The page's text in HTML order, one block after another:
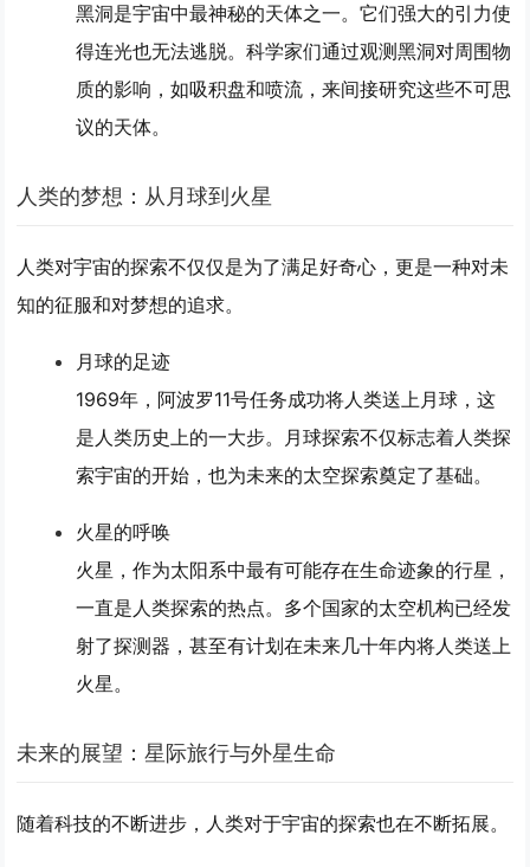
黑洞是宇宙中最神秘的天体之一。它们强大的引力使
得连光也无法逃脱。科学家们通过观测黑洞对周围物
质的影响，如吸积盘和喷流，来间接研究这些不可思
议的天体。
人类的梦想：从月球到火星
人类对宇宙的探索不仅仅是为了满足好奇心，更是一种对未
知的征服和对梦想的追求。
月球的足迹
1969年，阿波罗11号任务成功将人类送上月球，这
是人类历史上的一大步。月球探索不仅标志着人类探
索宇宙的开始，也为未来的太空探索奠定了基础。
火星的呼唤
火星，作为太阳系中最有可能存在生命迹象的行星，
一直是人类探索的热点。多个国家的太空机构已经发
射了探测器，甚至有计划在未来几十年内将人类送上
火星。
未来的展望：星际旅行与外星生命
随着科技的不断进步，人类对于宇宙的探索也在不断拓展。